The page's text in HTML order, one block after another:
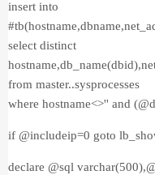
insert into
select distinct
from master..sysprocesses
where hostname<>'' and
if @includeip=0 goto
declare @sql